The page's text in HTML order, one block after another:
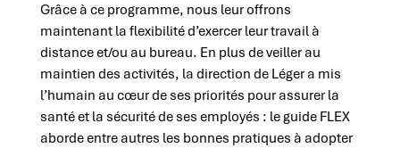
Grâce à ce programme, nous leur offrons
maintenant la flexibilité d’exercer leur travail à
distance et/ou au bureau. En plus de veiller au
maintien des activités, la direction de Léger a mis
l’humain au cœur de ses priorités pour assurer la
santé et la sécurité de ses employés : le guide FLEX
aborde entre autres les bonnes pratiques à adopter